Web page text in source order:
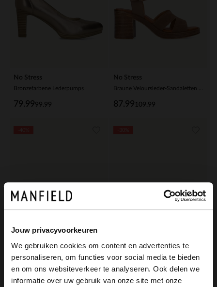
Jouw privacyvoorkeuren
We gebruiken cookies om content en advertenties te
personaliseren, om functies voor social media te bieden
en om ons websiteverkeer te analyseren. Ook delen we
informatie over uw gebruik van onze site met onze
No Stress
Bronzefarbene Lederpumps
99.99
79.99
No Stress
109.99
87.99
No Stress Manfield
Beige-graue Veloursleder-Clogs
×
View this website in English?